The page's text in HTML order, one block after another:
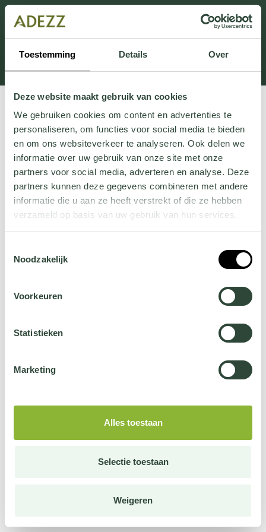
Toestemming Details Over
Deze website maakt gebruik van cookies
We gebruiken cookies om content en advertenties te
personaliseren, om functies voor social media te bieden
en om ons websiteverkeer te analyseren. Ook delen we
informatie over uw gebruik van onze site met onze
partners voor social media, adverteren en analyse. Deze
partners kunnen deze gegevens combineren met andere
informatie die u aan ze heeft verstrekt of die ze hebben
verzameld op basis van uw gebruik van hun services.
jehier.
Noodzakelijk
Voorkeuren
Statistieken
Marketing
Alles toestaan
Selectie toestaan
Weigeren
Dieser Abschnitt wird derzeit gewartet.
Wenn Sie Informationen vermissen, können Sie uns
unter +31 413 395 294 anrufen oder uns unter